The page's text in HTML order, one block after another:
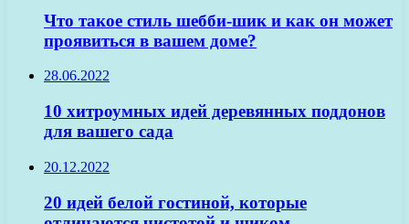
Что такое стиль шебби-шик и как он может
проявиться в вашем доме?
28.06.2022
10 хитроумных идей деревянных поддонов
для вашего сада
20.12.2022
20 идей белой гостиной, которые